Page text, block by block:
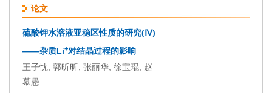
论文
硫酸钾水溶液亚稳区性质的研究(Ⅳ)
——杂质Li+对结晶过程的影响
王子忱, 郭昕昕, 张丽华, 徐宝琨, 赵
慕愚